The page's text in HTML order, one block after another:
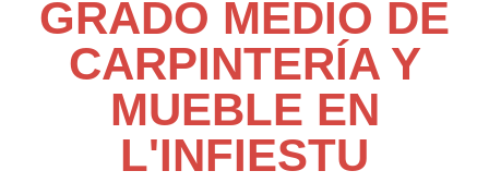
GRADO MEDIO DE
CARPINTERÍA Y
MUEBLE EN
L'INFIESTU